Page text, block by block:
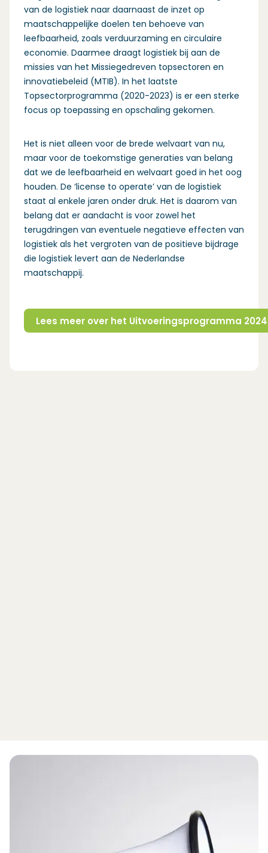
van de logistiek naar daarnaast de inzet op
maatschappelijke doelen ten behoeve van
leefbaarheid, zoals verduurzaming en circulaire
economie. Daarmee draagt logistiek bij aan de
missies van het Missiegedreven topsectoren en
innovatiebeleid (MTIB). In het laatste
Topsectorprogramma (2020-2023) is er een sterke
focus op toepassing en opschaling gekomen.
Het is niet alleen voor de brede welvaart van nu,
maar voor de toekomstige generaties van belang
dat we de leefbaarheid en welvaart goed in het oog
houden. De ‘license to operate’ van de logistiek
staat al enkele jaren onder druk. Het is daarom van
belang dat er aandacht is voor zowel het
terugdringen van eventuele negatieve effecten van
logistiek als het vergroten van de positieve bijdrage
die logistiek levert aan de Nederlandse
maatschappij.
Lees meer over het Uitvoeringsprogramma